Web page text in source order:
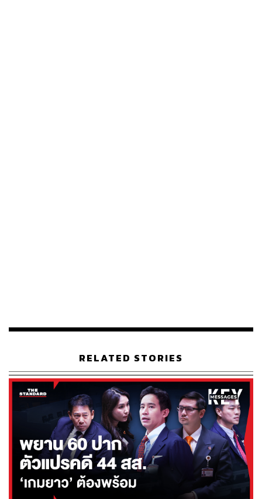
ธรรมขึ้นในยุคปัจจุบันได้
“มาตรา 112 ก็เป็นกฎหมายที่มีคนเขียนขึ้น ไม่ได้ลอยลงมา
จากฟ้า ในเมื่อคนเขียนขึ้น คนก็ต้องแก้ไขได้” กรุณพลกล่าว
เมื่อผู้สื่อข่าวถามย้ำว่า พรรคก้าวไกลได้มีการหารือในการ
เดินหน้ามาตรา 112 ว่าควรจะระมัดระวังเพิ่มขึ้นหรือไม่
กรุณพลกล่าวว่า จริงๆ ก็ต้องระมัดระวังมากขึ้น และต้องรอ
คำวินิจฉัยตัวเต็มของศาลรัฐธรรมนูญว่าเหตุใดจึงออกคำ
วินิจฉัยเช่นนี้ มีข้อกำหนดใดๆ หรือไม่ที่ต้องห้ามทำ ตอนนี้เรา
RELATED STORIES